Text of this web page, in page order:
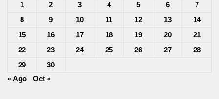
1
2 3 4 5 6
7
8
9 10 11 12 13
14
15
16 17 18 19 20
21
22
23 24 25 26 27
28
29
30
« Ago
Oct »